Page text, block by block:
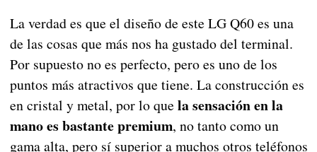
La verdad es que el diseño de este LG Q60 es una
de las cosas que más nos ha gustado del terminal.
Por supuesto no es perfecto, pero es uno de los
puntos más atractivos que tiene. La construcción es
en cristal y metal, por lo que la sensación en la
mano es bastante premium, no tanto como un
gama alta, pero sí superior a muchos otros teléfonos